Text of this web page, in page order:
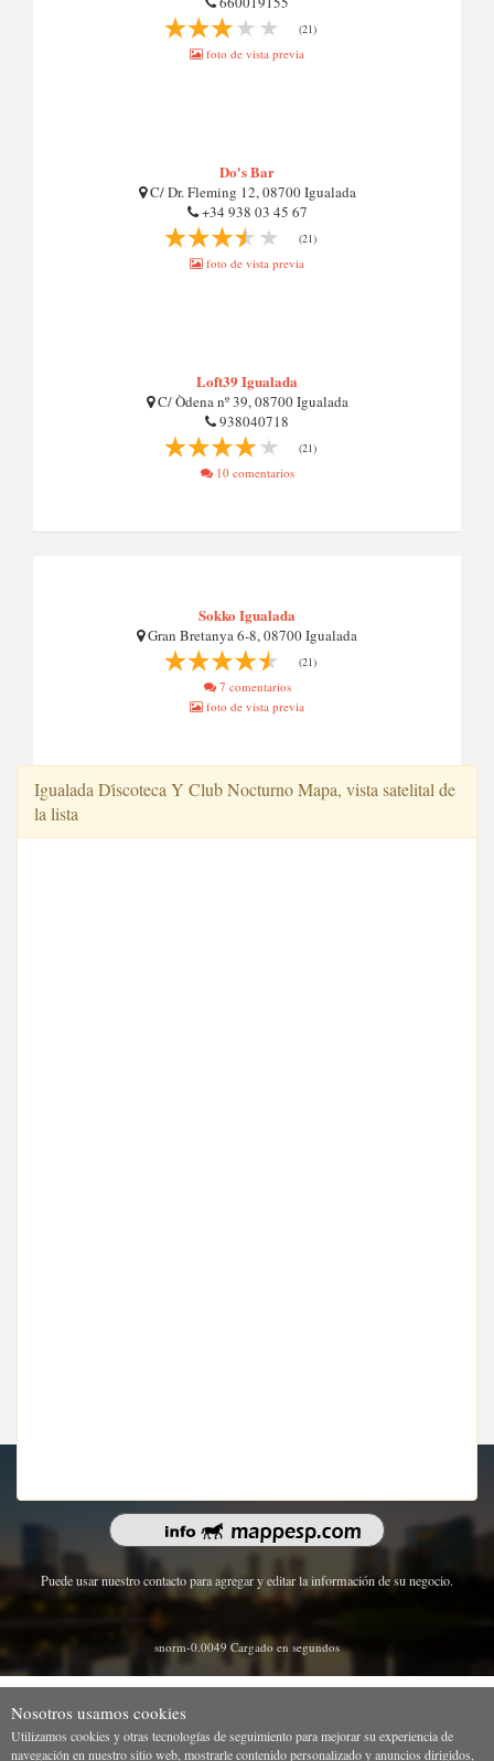
(21)
foto de vista previa
Do's Bar
C/ Dr. Fleming 12, 08700 Igualada
+34 938 03 45 67
(21)
foto de vista previa
Loft39 Igualada
C/ Òdena nº 39, 08700 Igualada
938040718
(21)
10 comentarios
Sokko Igualada
Gran Bretanya 6-8, 08700 Igualada
(21)
7 comentarios
foto de vista previa
Igualada Di̇scoteca Y Club Nocturno Mapa, vista satelital de
la lista
Puede usar nuestro contacto para agregar y editar la información de su negocio.
snorm-0.0049 Cargado en segundos
Nosotros usamos cookies
Utilizamos cookies y otras tecnologías de seguimiento para mejorar su experiencia de
navegación en nuestro sitio web, mostrarle contenido personalizado y anuncios dirigidos,